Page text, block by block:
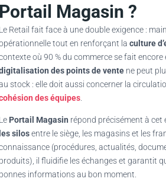
Magasin ?
Retail fait face à une double exigence :
tout en renforçant la culture
où 90 % du commerce se fait encore
des points de vente ne peut
stock : elle doit aussi concerner la
des équipes
Portail Magasin répond précisément à cet
silosentre le siège, les magasins et les
(procédures, actualités,
il fluidifie les échanges et garantit
informations au bon moment.